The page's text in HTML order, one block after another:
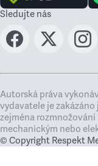
Sledujte nás
Autorská práva
vydavatele je
zejména
mechanickým nebo
© Copyright Respekt